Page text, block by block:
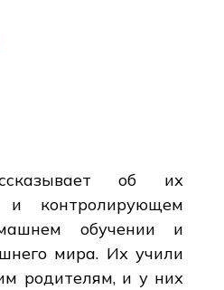
об их
и контролирующем
обучении и
мира. Их учили
родителям, и у них